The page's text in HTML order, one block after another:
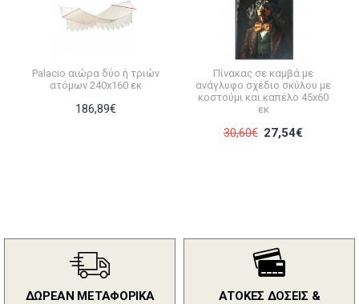
Palacio αιώρα δύο ή τριών
ατόμων 240x160 εκ
186,89€
Πίνακας σε καμβά με
ανάγλυφο σχέδιο σκύλου με
κοστούμι και καπέλο 45x60
εκ
30,60€ 27,54€
ΔΩΡΕΑΝ ΜΕΤΑΦΟΡΙΚΑ
ΑΤΟΚΕΣ ΔΟΣΕΙΣ &